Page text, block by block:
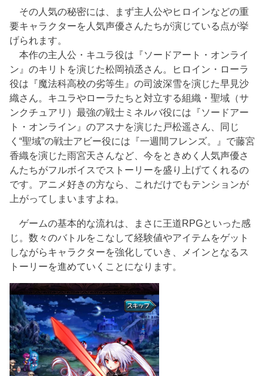
その人気の秘密には、まず主人公やヒロインなどの重
要キャラクターを人気声優さんたちが演じている点が挙
げられます。
本作の主人公・キユラ役は『ソードアート・オンライ
ン』のキリトを演じた松岡禎丞さん。ヒロイン・ローラ
役は『魔法科高校の劣等生』の司波深雪を演じた早見沙
織さん。キユラやローラたちと対立する組織・聖域（サ
ンクチュアリ）最強の戦士ミネルバ役には『ソードアー
ト・オンライン』のアスナを演じた戸松遥さん、同じ
く“聖域”の戦士アビー役には『一週間フレンズ。』で藤宮
香織を演じた雨宮天さんなど、今をときめく人気声優さ
んたちがフルボイスでストーリーを盛り上げてくれるの
です。アニメ好きの方なら、これだけでもテンションが
上がってしまいますよね。
ゲームの基本的な流れは、まさに王道RPGといった感
じ。数々のバトルをこなして経験値やアイテムをゲット
しながらキャラクターを強化していき、メインとなるス
トーリーを進めていくことになります。